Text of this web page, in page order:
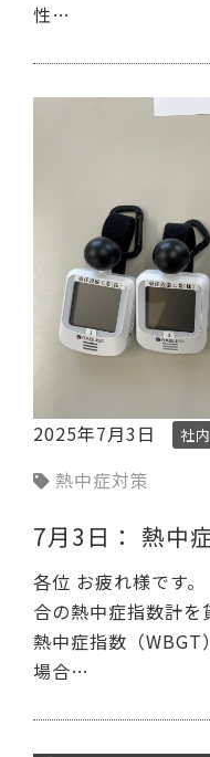
性…
2025年7月3日 社
熱中症対策
7月3日： 熱中
各位 お疲れ様です
合の熱中症指数計
熱中症指数（WBGT
場合…